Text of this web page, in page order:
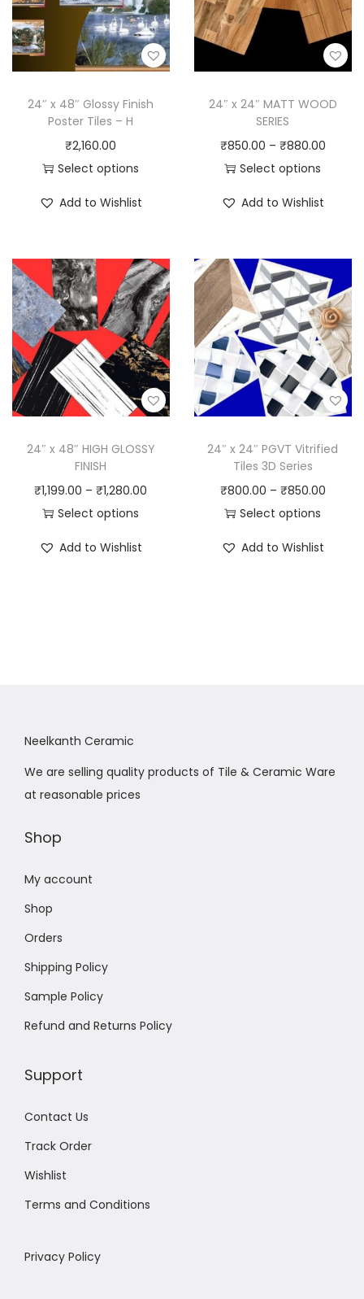
24″ x 48″ Glossy Finish
Poster Tiles – H
₹2,160.00
Select options
Add to Wishlist
24″ x 24″ MATT WOOD
SERIES
₹850.00 – ₹880.00
Select options
Add to Wishlist
24″ x 48″ HIGH GLOSSY
FINISH
₹1,199.00 – ₹1,280.00
Select options
Add to Wishlist
24″ x 24″ PGVT Vitrified
Tiles 3D Series
₹800.00 – ₹850.00
Select options
Add to Wishlist
Neelkanth Ceramic
We are selling quality products of Tile & Ceramic Ware
at reasonable prices
Shop
My account
Shop
Orders
Shipping Policy
Sample Policy
Refund and Returns Policy
Support
Contact Us
Track Order
Wishlist
Terms and Conditions
Privacy Policy